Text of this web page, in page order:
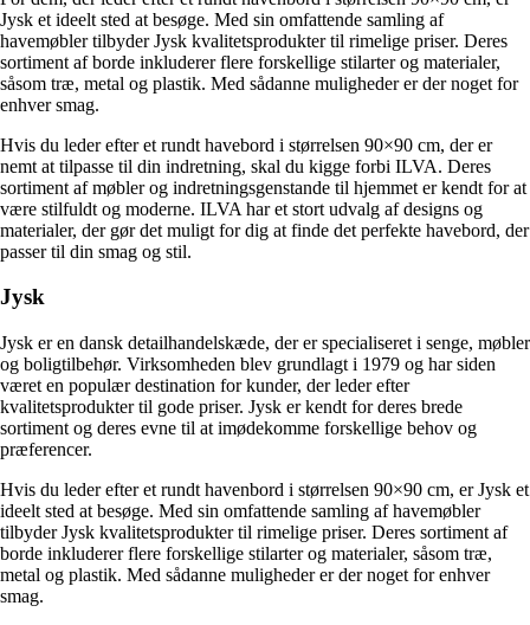
Jysk et ideelt sted at besøge. Med sin omfattende samling af
havemøbler tilbyder Jysk kvalitetsprodukter til rimelige priser. Deres
sortiment af borde inkluderer flere forskellige stilarter og materialer,
såsom træ, metal og plastik. Med sådanne muligheder er der noget for
enhver smag.
Hvis du leder efter et rundt havebord i størrelsen 90×90 cm, der er
nemt at tilpasse til din indretning, skal du kigge forbi ILVA. Deres
sortiment af møbler og indretningsgenstande til hjemmet er kendt for at
være stilfuldt og moderne. ILVA har et stort udvalg af designs og
materialer, der gør det muligt for dig at finde det perfekte havebord, der
passer til din smag og stil.
Jysk
Jysk er en dansk detailhandelskæde, der er specialiseret i senge, møbler
og boligtilbehør. Virksomheden blev grundlagt i 1979 og har siden
været en populær destination for kunder, der leder efter
kvalitetsprodukter til gode priser. Jysk er kendt for deres brede
sortiment og deres evne til at imødekomme forskellige behov og
præferencer.
Hvis du leder efter et rundt havenbord i størrelsen 90×90 cm, er Jysk et
ideelt sted at besøge. Med sin omfattende samling af havemøbler
tilbyder Jysk kvalitetsprodukter til rimelige priser. Deres sortiment af
borde inkluderer flere forskellige stilarter og materialer, såsom træ,
metal og plastik. Med sådanne muligheder er der noget for enhver
smag.